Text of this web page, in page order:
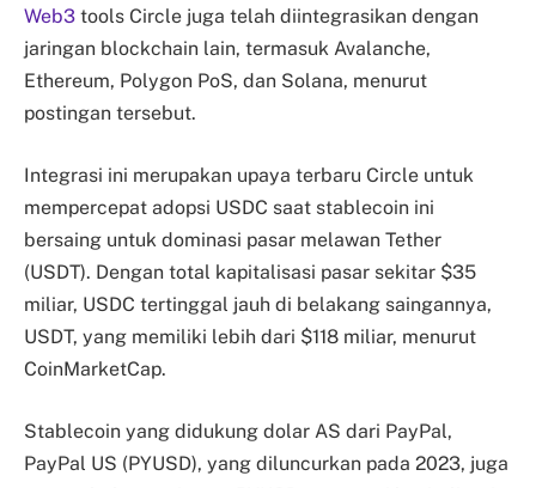
Web3 tools Circle juga telah diintegrasikan dengan
jaringan blockchain lain, termasuk Avalanche,
Ethereum, Polygon PoS, dan Solana, menurut
postingan tersebut.
Integrasi ini merupakan upaya terbaru Circle untuk
mempercepat adopsi USDC saat stablecoin ini
bersaing untuk dominasi pasar melawan Tether
(USDT). Dengan total kapitalisasi pasar sekitar $35
miliar, USDC tertinggal jauh di belakang saingannya,
USDT, yang memiliki lebih dari $118 miliar, menurut
CoinMarketCap.
Stablecoin yang didukung dolar AS dari PayPal,
PayPal US (PYUSD), yang diluncurkan pada 2023, juga